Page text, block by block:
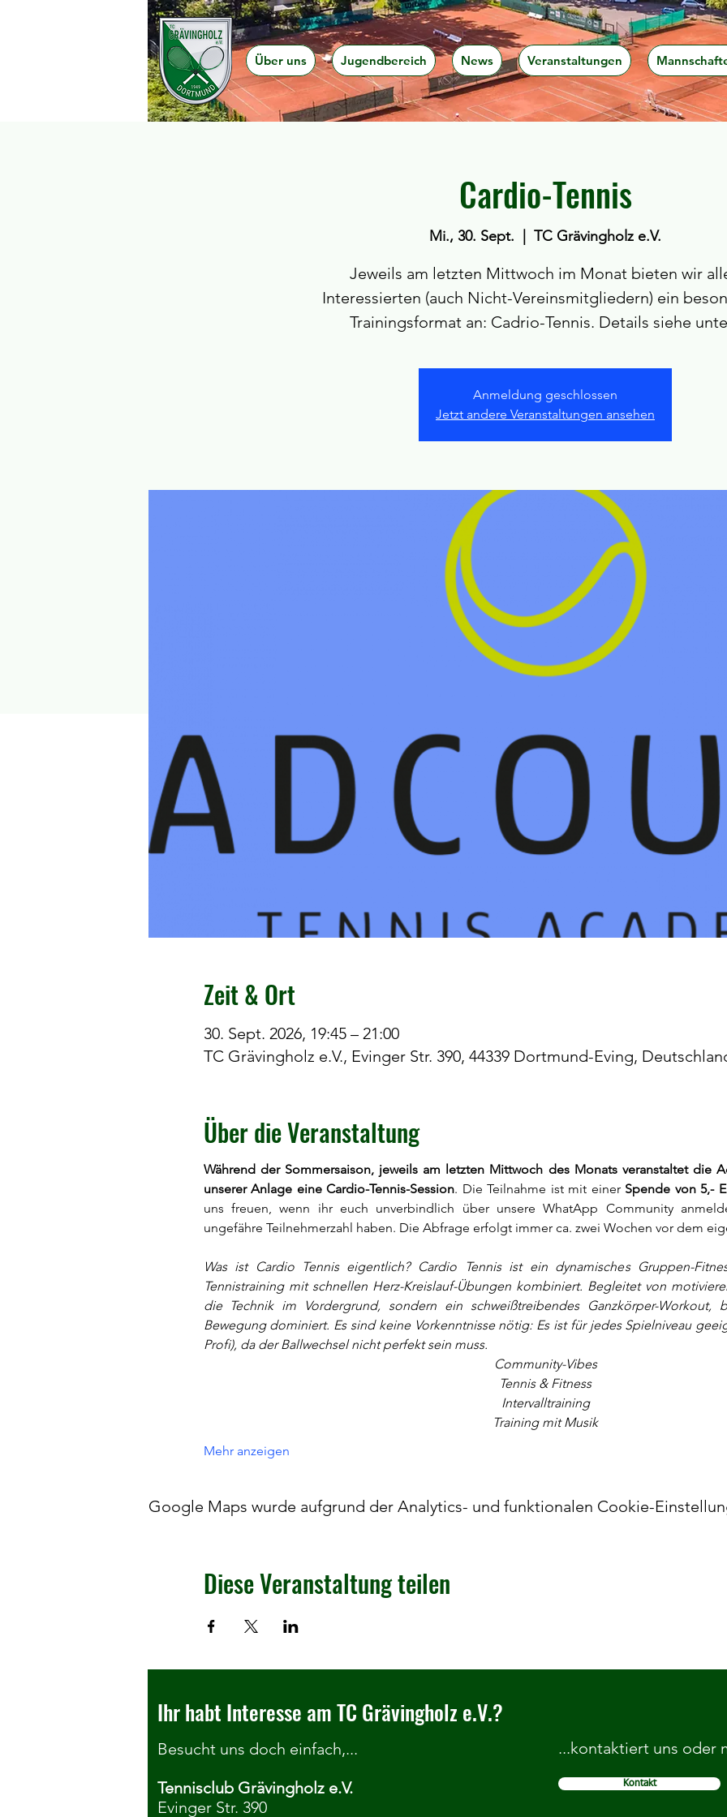
Über uns Jugendbereich News Veranstaltungen
Cardio-Tennis
Mi., 30. Sept. TC Grävingholz e.V.
Jeweils am letzten Mittwoch im Monat bieten wir
Interessierten (auch Nicht-Vereinsmitgliedern) ein
Trainingsformat an: Cadrio-Tennis. Details siehe
Anmeldung geschlossen
Jetzt andere Veranstaltungen ansehen
Zeit & Ort
30. Sept. 2026, 19:45 – 21:00
TC Grävingholz e.V., Evinger Str. 390, 44339 Dortmund-Eving,
Über die Veranstaltung
Während der Sommersaison, jeweils am letzten Mittwoch des Monats veranstaltet die
unserer Anlage eine Cardio-Tennis-Session. Die Teilnahme ist mit einer Spende von 5,-
uns freuen, wenn ihr euch unverbindlich über unsere WhatApp Community
ungefähre Teilnehmerzahl haben. Die Abfrage erfolgt immer ca. zwei Wochen vor dem
Was ist Cardio Tennis eigentlich? Cardio Tennis ist ein dynamisches Gruppen-
Tennistraining mit schnellen Herz-Kreislauf-Übungen kombiniert. Begleitet von
die Technik im Vordergrund, sondern ein schweißtreibendes Ganzkörper-
Bewegung dominiert. Es sind keine Vorkenntnisse nötig: Es ist für jedes Spielniveau
Profi), da der Ballwechsel nicht perfekt sein muss.
Community-Vibes
Tennis & Fitness
Intervalltraining
Training mit Musik
Mehr anzeigen
Google Maps wurde aufgrund der Analytics- und funktionalen Cookie-
Diese Veranstaltung teilen
Ihr habt Interesse am TC Grävingholz e.V.?
Besucht uns doch einfach,...
Tennisclub Grävingholz e.V.
Evinger Str. 390
...kontaktiert uns oder
Kontakt